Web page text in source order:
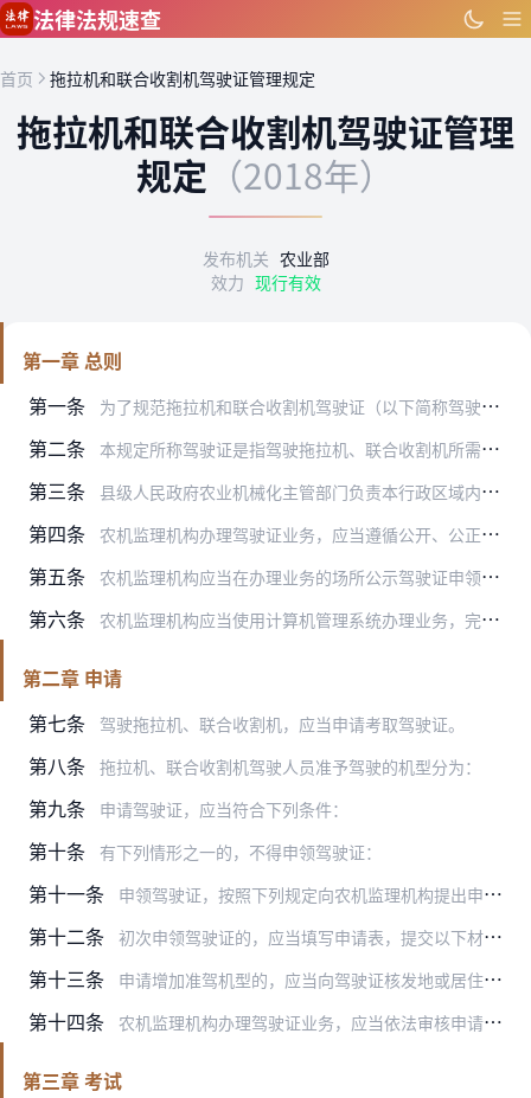
跳到主要内容
法律法规速查
首页 拖拉机和联合收割机驾驶证管理规定
拖拉机和联合收割机驾驶证管理
规定 （2018年）
发布机关 农业部
效力 现行有效
第一章 总则
第一条
为了规范拖拉机和联合收割机驾驶证（以下简称驾驶证）的申领和使用，根据《中华人民共和国农业机械化促进法》、《中华人民共和国道路交通安全法》和《农业机械安全监督管理…
第二条 本规定所称驾驶证是指驾驶拖拉机、联合收割机所需持有的证件。
第三条 县级人民政府农业机械化主管部门负责本行政区域内拖拉机和联合收割机驾驶证的管理，其所属的农机安全监理机构（以下简称农机监理机构）承担驾驶证申请受理、考试、发证等具…
第四条 农机监理机构办理驾驶证业务，应当遵循公开、公正、便民、高效原则。
第五条 农机监理机构应当在办理业务的场所公示驾驶证申领的条件、依据、程序、期限、收费标准、需要提交的全部资料的目录和申请表示范文本等内容，并在相关网站发布信息，便于群众…
第六条 农机监理机构应当使用计算机管理系统办理业务，完整、准确记录和存储申请受理、科目考试、驾驶证核发等全过程以及经办人员等信息。计算机管理系统的数据库标准由农业部制定…
第二章 申请
第七条
驾驶拖拉机、联合收割机，应当申请考取驾驶证。
第八条 拖拉机、联合收割机驾驶人员准予驾驶的机型分为：
第九条 申请驾驶证，应当符合下列条件：
第十条 有下列情形之一的，不得申领驾驶证：
第十一条 申领驾驶证，按照下列规定向农机监理机构提出申请：
第十二条 初次申领驾驶证的，应当填写申请表，提交以下材料：
第十三条 申请增加准驾机型的，应当向驾驶证核发地或居住地农机监理机构提出申请，填写申请表，提交驾驶证和本规定第十二条规定的材料。
第十四条 农机监理机构办理驾驶证业务，应当依法审核申请人提交的资料，对符合条件的，按照规定程序和期限办理驾驶证。
第三章 考试